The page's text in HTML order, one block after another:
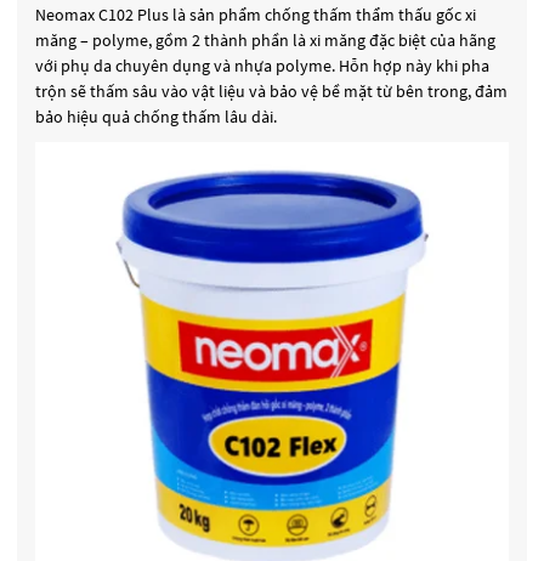
Neomax C102 Plus là sản phẩm chống thấm thẩm thấu gốc xi
măng – polyme, gồm 2 thành phần là xi măng đặc biệt của hãng
với phụ da chuyên dụng và nhựa polyme. Hỗn hợp này khi pha
trộn sẽ thấm sâu vào vật liệu và bảo vệ bề mặt từ bên trong, đảm
bảo hiệu quả chống thấm lâu dài.